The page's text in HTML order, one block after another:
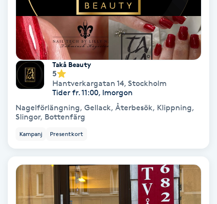
Färgning
Föning
Gel naglar
Gelenaglar
Gellack
Takå Beauty
5
Hantverkargatan 14, Stockholm
Tider fr. 11:00, Imorgon
Nagelförlängning, Gellack, Återbesök, Klippning,
Slingor, Bottenfärg
Kampanj Presentkort